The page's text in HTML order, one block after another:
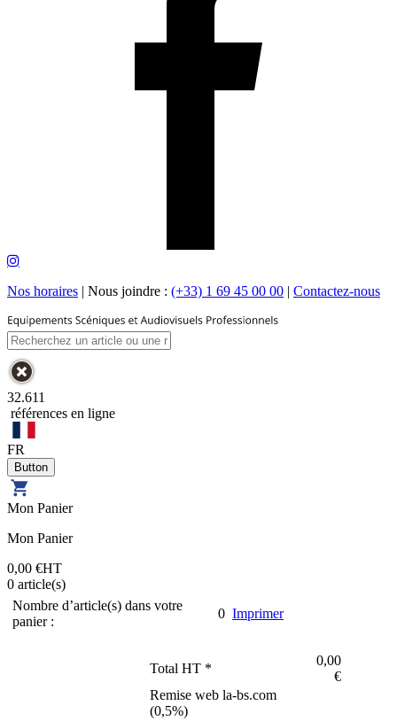
Nos horaires | Nous joindre : (+33) 1 69 45 00 00 | Contactez-nous
32.611
références en ligne
FR
Mon Panier
Mon Panier
0,00 €HT
0 article(s)
Nombre d’article(s) dans votre
panier :
0 Imprimer
Total HT *
0,00
€
Remise web la-bs.com
(0,5%)